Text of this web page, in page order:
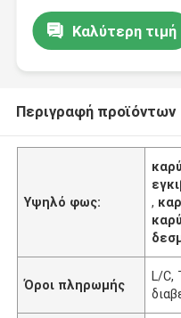
Καλύτερη τιμή
Περιγραφή προϊόντων
Υψηλό φως:
,
Όροι πληρωμής
L/C,